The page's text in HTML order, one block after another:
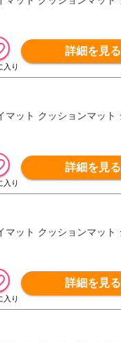
詳細を見る
マット クッションマット
詳細を見る
マット クッションマット
詳細を見る